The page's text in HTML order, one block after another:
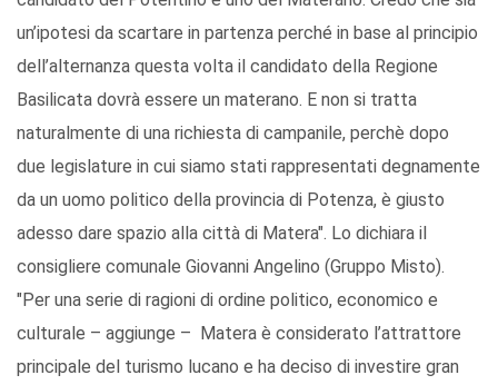
un’ipotesi da scartare in partenza perché in base al principio
dell’alternanza questa volta il candidato della Regione
Basilicata dovrà essere un materano. E non si tratta
naturalmente di una richiesta di campanile, perchè dopo
due legislature in cui siamo stati rappresentati degnamente
da un uomo politico della provincia di Potenza, è giusto
adesso dare spazio alla città di Matera". Lo dichiara il
consigliere comunale Giovanni Angelino (Gruppo Misto).
"Per una serie di ragioni di ordine politico, economico e
culturale – aggiunge – Matera è considerato l’attrattore
principale del turismo lucano e ha deciso di investire gran